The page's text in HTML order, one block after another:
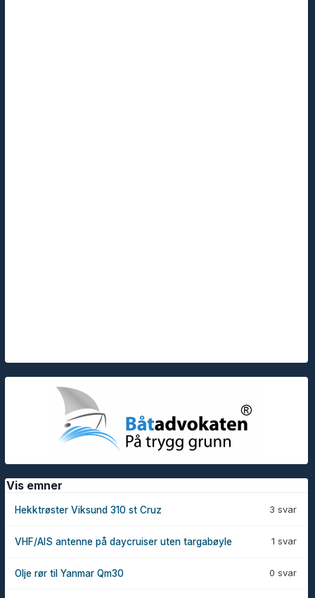
Vis emner
3 svar
Hekktrøster Viksund 310 st Cruz
1 svar
VHF/AIS antenne på daycruiser uten targabøyle
0 svar
Olje rør til Yanmar Qm30